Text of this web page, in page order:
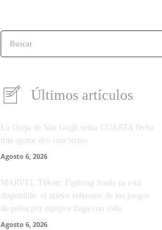
Buscar
Últimos artículos
La Oreja de Van Gogh suma CUARTA fecha
tras agotar dos conciertos
Agosto 6, 2026
MARVEL Tōkon: Fighting Souls ya está
disponible: el nuevo referente de los juegos
de pelea por equipos llega con todo
Agosto 6, 2026